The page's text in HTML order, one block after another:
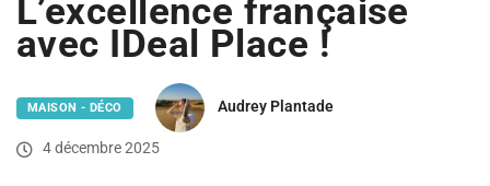
L’excellence française
avec IDeal Place !
MAISON - DÉCO Audrey Plantade
4 décembre 2025